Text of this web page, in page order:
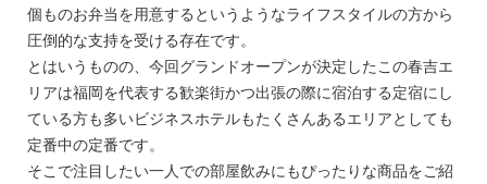
個ものお弁当を用意するというようなライフスタイルの方から
圧倒的な支持を受ける存在です。
とはいうものの、今回グランドオープンが決定したこの春吉エ
リアは福岡を代表する歓楽街かつ出張の際に宿泊する定宿にし
ている方も多いビジネスホテルもたくさんあるエリアとしても
定番中の定番です。
そこで注目したい一人での部屋飲みにもぴったりな商品をご紹